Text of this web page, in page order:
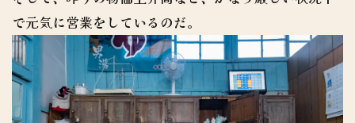
で元気に営業をしているのだ。